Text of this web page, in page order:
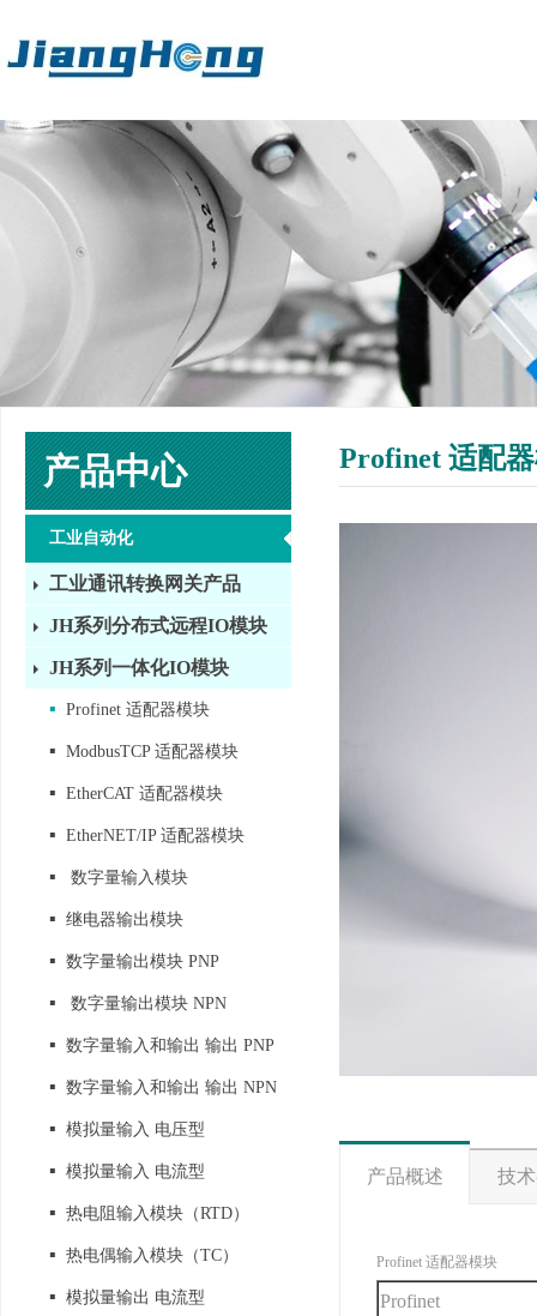
产品中心
工业自动化
工业通讯转换网关产品
JH系列分布式远程IO模块
JH系列一体化IO模块
▪ Profinet 适配器模块
▪ ModbusTCP 适配器模块
▪ EtherCAT 适配器模块
▪ EtherNET/IP 适配器模块
▪ 数字量输入模块
▪ 继电器输出模块
▪ 数字量输出模块 PNP
▪ 数字量输出模块 NPN
▪ 数字量输入和输出 输出 PNP
▪ 数字量输入和输出 输出 NPN
▪ 模拟量输入 电压型
▪ 模拟量输入 电流型
▪ 热电阻输入模块（RTD）
▪ 热电偶输入模块（TC）
▪ 模拟量输出 电流型
Profinet 适配
产品概述 技
Profinet 适配器模块
Profinet